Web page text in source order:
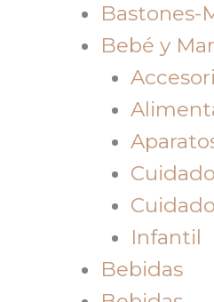
Bastones-
Bebé y
Infantil
Bebidas